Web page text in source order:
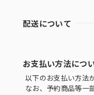
配送について
お支払い方法につ
以下のお支払い方法
なお、予約商品等一